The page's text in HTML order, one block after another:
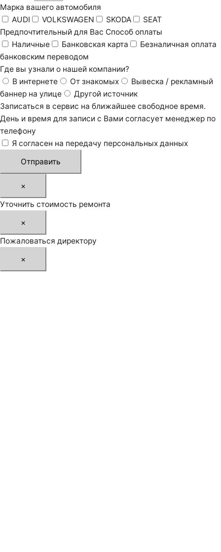
Марка вашего автомобиля
AUDI
VOLKSWAGEN SKODA
SEAT
Предпочтительный для Вас Способ оплаты
Наличные
Банковская карта
Безналичная оплата
банковским переводом
Где вы узнали о нашей компании?
В интернете
От знакомых
Вывеска / рекламный
баннер на улице
Другой источник
Записаться в сервис на ближайшее свободное время.
День и время для записи с Вами согласует менеджер по
телефону
Я согласен на передачу персональных данных
Отправить
×
Уточнить стоимость ремонта
×
Пожаловаться директору
×